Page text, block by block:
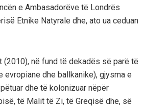
e Ambasadorëve të Londrës
Etnike Natyrale dhe, ato ua ceduan
(2010), në fund të dekadës së parë të
dhe ballkanike), gjysma e
dhe të kolonizuar nëpër
të Malit të Zi, të Greqisë dhe, së